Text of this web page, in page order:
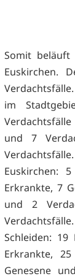
Somit
Euskirchen.
im
und 7
Euskirchen:
Erkrankte, 7
und 2
Schleiden:
Erkrankte,
Genesene